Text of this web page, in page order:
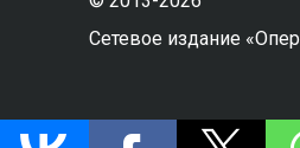
Сетевое издание